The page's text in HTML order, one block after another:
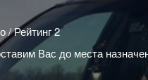
/ Рейтинг 2
Вас до места